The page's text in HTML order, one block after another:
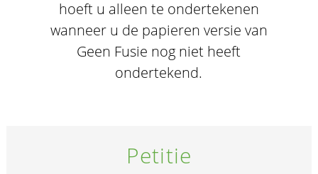
hoeft u alleen te ondertekenen
wanneer u de papieren versie van
Geen Fusie nog niet heeft
ondertekend.
Petitie